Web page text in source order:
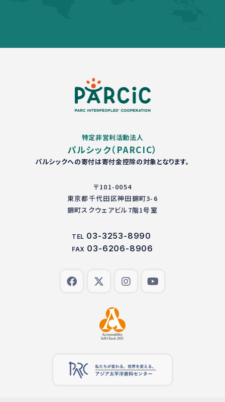
特定非営利活動法人
パルシック（PARCIC）
パルシックへの寄付は寄付金控除の対象となります。
〒101-0054
東京都千代田区神田錦町3-6
錦町スクウェアビル7階1号室
TEL 03-3253-8990
FAX 03-6206-8906